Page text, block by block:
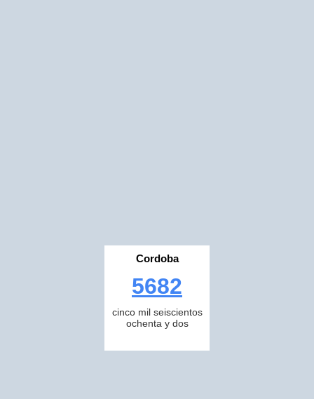
Cordoba
5682
cinco mil seiscientos
ochenta y dos